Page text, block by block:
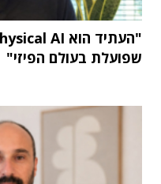
שפועלת בעולם הפיזי"